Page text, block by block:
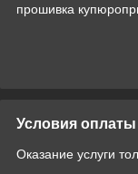
прошивка
Условия оплаты
Оказание услуги